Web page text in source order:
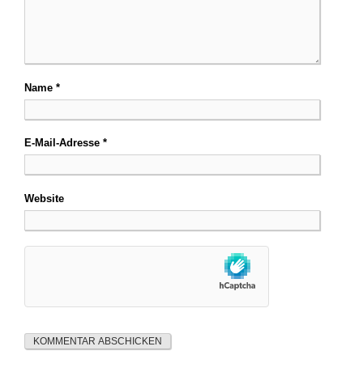
Name *
E-Mail-Adresse *
Website